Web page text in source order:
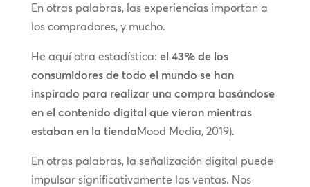
En otras palabras, las experiencias importan a
los compradores, y mucho.
He aquí otra estadística: el 43% de los
consumidores de todo el mundo se han
inspirado para realizar una compra basándose
en el contenido digital que vieron mientras
estaban en la tiendaMood Media, 2019).
En otras palabras, la señalización digital puede
impulsar significativamente las ventas. Nos